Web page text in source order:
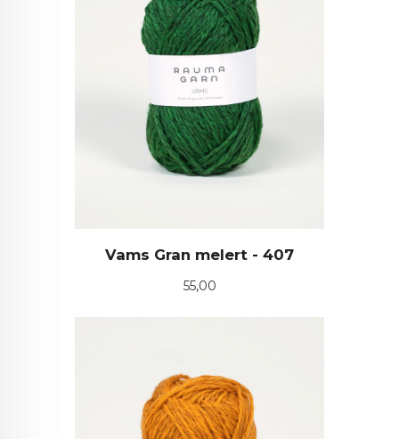
Vams Gran melert - 407
Pris
55,00